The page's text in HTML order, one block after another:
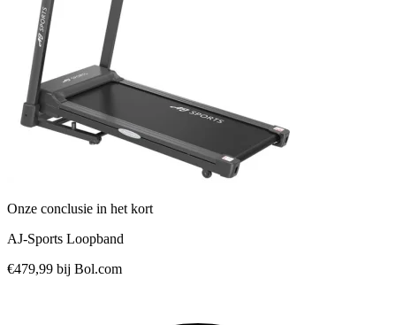
Onze conclusie in het kort
AJ-Sports Loopband
€479,99 bij Bol.com